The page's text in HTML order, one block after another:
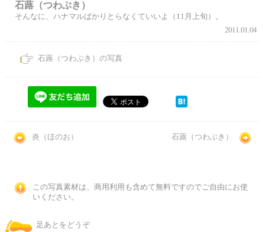
石蕗（つわぶき）
そんなに、ハナマルばかりとらなくていいよ（11月上旬）。
2011.01.04
石蕗（つわぶき）の写真
炎（ほのお） 石蕗（つわぶき）
この写真素材は、商用利用も含めて無料ですのでご自由にお使
いください。
足あとをどうぞ